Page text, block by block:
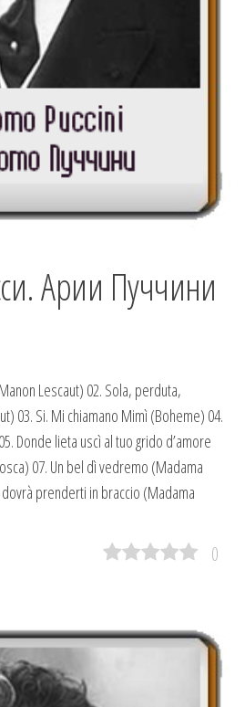
Арии Пуччини
Lescaut) 02. Sola, perduta,
03. Si. Mi chiamano Mimì (Boheme) 04.
Donde lieta uscì al tuo grido d’amore
07. Un bel dì vedremo (Madama
prenderti in braccio (Madama
0